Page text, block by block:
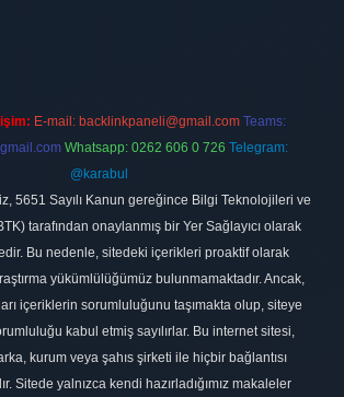
E-mail: backlinkpaneli@gmail.com Teams:
Whatsapp: 0262 606 0 726 Telegram:
@karabul
5651 Sayılı Kanun gereğince Bilgi Teknolojileri ve
tarafından onaylanmış bir Yer Sağlayıcı olarak
Bu nedenle, sitedeki içerikleri proaktif olarak
yükümlülüğümüz bulunmamaktadır. Ancak,
içeriklerin sorumluluğunu taşımakta olup, siteye
kabul etmiş sayılırlar. Bu internet sitesi,
kurum veya şahıs şirketi ile hiçbir bağlantısı
Sitede yalnızca kendi hazırladığımız makaleler